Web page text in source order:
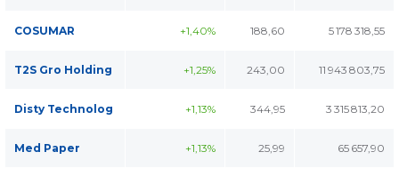
COSUMAR +1,40% 188,60 5 178 318,55
T2S Gro Holding +1,25% 243,00 11 943 803,75
Disty Technolog +1,13% 344,95 3 315 813,20
Med Paper +1,13% 25,99 65 657,90